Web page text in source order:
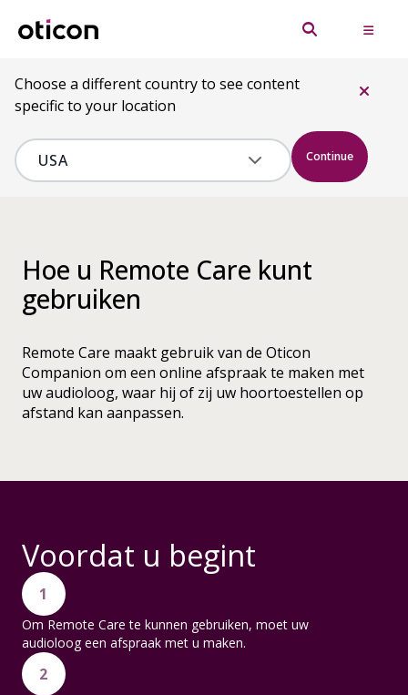
Choose a different country to see content
specific to your location
Continue
Hoe u Remote Care kunt
gebruiken
Remote Care maakt gebruik van de Oticon
Companion om een online afspraak te maken met
uw audioloog, waar hij of zij uw hoortoestellen op
afstand kan aanpassen.
Voordat u begint
1
Om Remote Care te kunnen gebruiken, moet uw
audioloog een afspraak met u maken.
2